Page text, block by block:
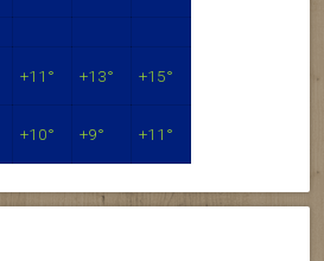
+11° +13° +15°
+10° +9° +11°